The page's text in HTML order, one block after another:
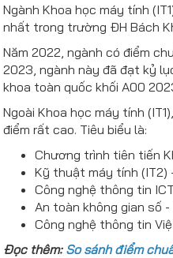
Ngành Khoa học máy tính
nhất trong trường ĐH Bách
Năm 2022, ngành có điểm
2023, ngành này đã đạt kỷ
khoa toàn quốc khối A00
Ngoài Khoa học máy tính
điểm rất cao. Tiêu biểu là:
Chương trình tiên tiến
Kỹ thuật máy tính (IT2)
Công nghệ thông tin
An toàn không gian số
Công nghệ thông tin
Đọc thêm: So sánh điểm